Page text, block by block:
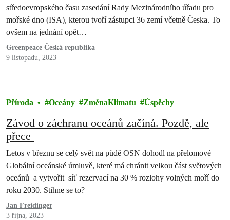
středoevropského času zasedání Rady Mezinárodního úřadu pro
mořské dno (ISA), kterou tvoří zástupci 36 zemí včetně Česka. To
ovšem na jednání opět…
Greenpeace Česká republika
9 listopadu, 2023
Příroda Oceány ZměnaKlimatu Úspěchy
Závod o záchranu oceánů začíná. Pozdě, ale
přece
Letos v březnu se celý svět na půdě OSN dohodl na přelomové
Globální oceánské úmluvě, které má chránit velkou část světových
oceánů a vytvořit síť rezervací na 30 % rozlohy volných moří do
roku 2030. Stihne se to?
Jan Freidinger
3 října, 2023